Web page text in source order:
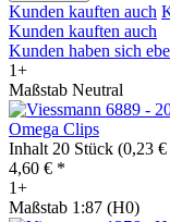
Kunden kauften auch
Kunden kauften auch
Kunden haben sich
1+
Maßstab Neutral
Omega Clips
Inhalt 20 Stück (0,23
4,60 € *
1+
Maßstab 1:87 (H0)